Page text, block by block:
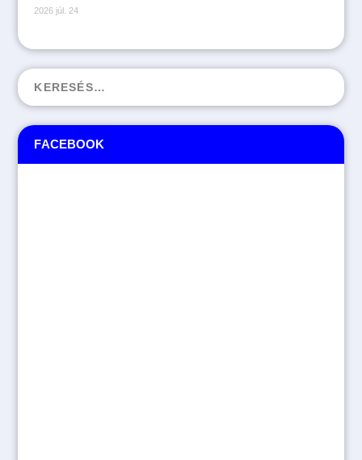
FACEBOOK
2026 júl. 24